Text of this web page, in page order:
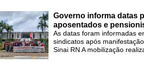
Governo informa datas
aposentados e
As datas foram informadas
sindicatos após
Sinai RN A mobilização